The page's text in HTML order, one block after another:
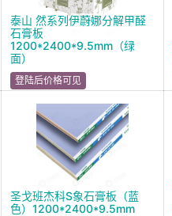
泰山 然系列伊蔚娜分解甲醛
石膏板
1200*2400*9.5mm（绿
面）
登陆后价格可见
圣戈班杰科S象石膏板（蓝
色）1200*2400*9.5mm